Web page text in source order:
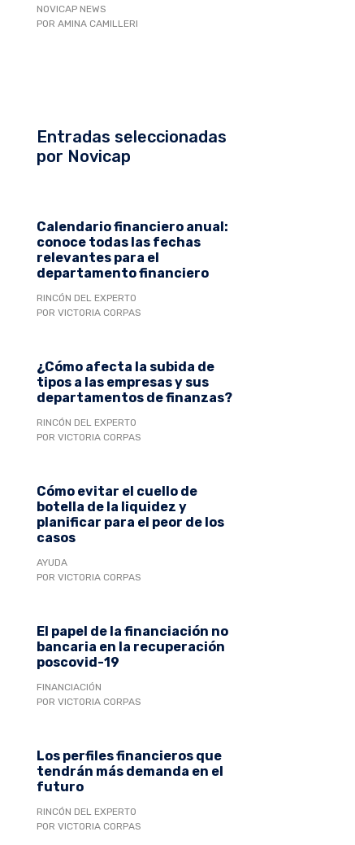
NOVICAP NEWS
POR AMINA CAMILLERI
Entradas seleccionadas
por Novicap
Calendario financiero anual:
conoce todas las fechas
relevantes para el
departamento financiero
RINCÓN DEL EXPERTO
POR VICTORIA CORPAS
¿Cómo afecta la subida de
tipos a las empresas y sus
departamentos de finanzas?
RINCÓN DEL EXPERTO
POR VICTORIA CORPAS
Cómo evitar el cuello de
botella de la liquidez y
planificar para el peor de los
casos
AYUDA
POR VICTORIA CORPAS
El papel de la financiación no
bancaria en la recuperación
poscovid-19
FINANCIACIÓN
POR VICTORIA CORPAS
Los perfiles financieros que
tendrán más demanda en el
futuro
RINCÓN DEL EXPERTO
POR VICTORIA CORPAS